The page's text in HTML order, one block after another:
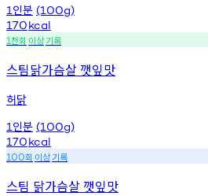
1 인분 (100g)
170kcal
1천회 이상기록
스팀닭가슴살 깻잎맛
허닭
1 인분 (100g)
170kcal
100회 이상기록
스팀 닭가슴살 깻잎맛